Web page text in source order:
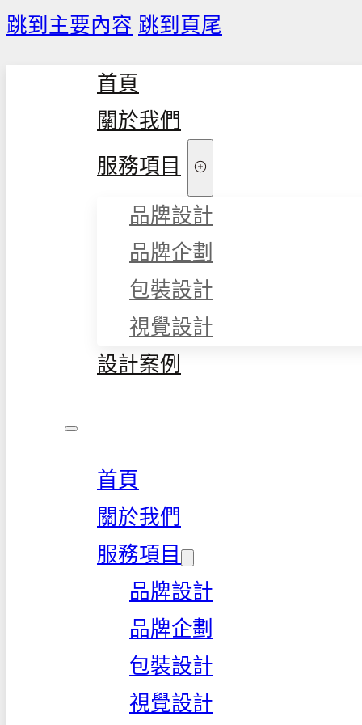
跳到主要內容 跳到頁尾
首頁
關於我們
服務項目
品牌設計
品牌企劃
包裝設計
視覺設計
設計案例
首頁
關於我們
服務項目
品牌設計
品牌企劃
包裝設計
視覺設計